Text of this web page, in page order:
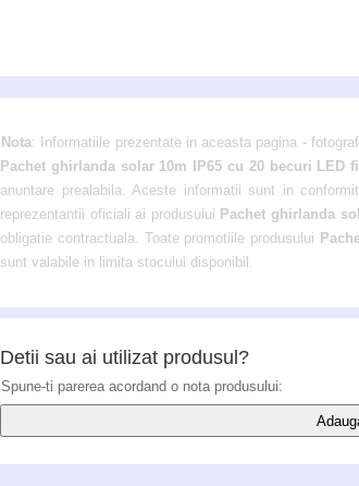
Nota: Informatiile prezentate in aceasta pagina -
Pachet ghirlanda solar 10m IP65 cu 20 becuri LED
anuntare prealabila. Aceste informatii sunt in
reprezentantii oficiali ai produsului Pachet ghirlanda
obligatie contractuala. Toate promotiile produsului
sunt valabile in limita stocului disponibil.
Detii sau ai utilizat produsul?
Spune-ti parerea acordand o nota produsului: